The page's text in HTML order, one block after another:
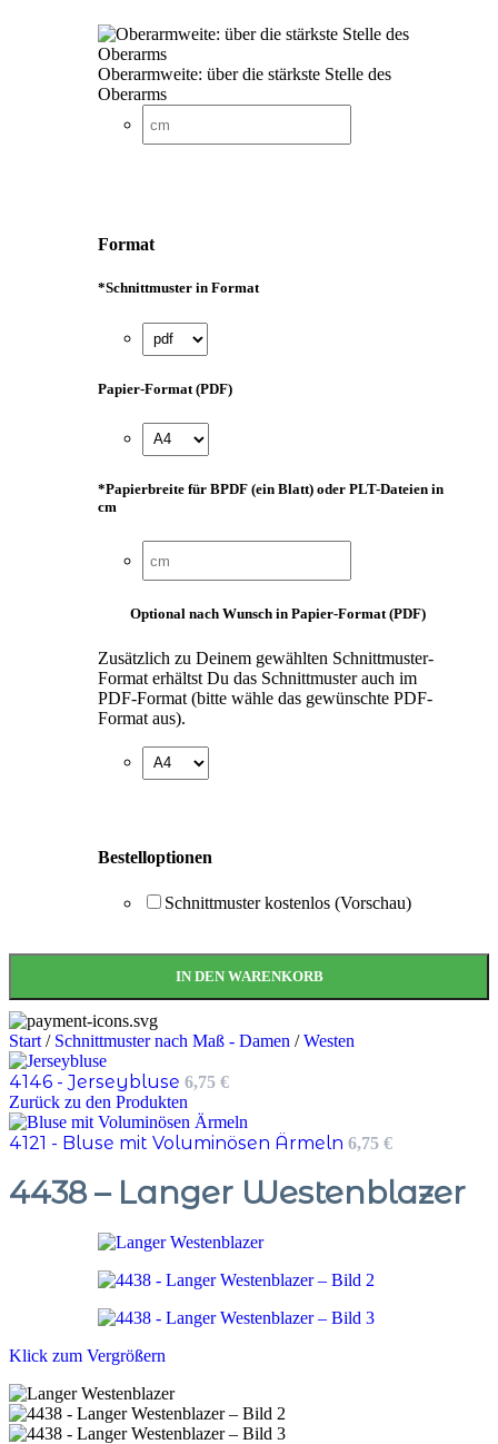
Oberarmweite: über die stärkste Stelle des
Oberarms
Format
*Schnittmuster in Format
Papier-Format (PDF)
*Papierbreite für BPDF (ein Blatt) oder PLT-Dateien in
cm
Optional nach Wunsch in Papier-Format (PDF)
Zusätzlich zu Deinem gewählten Schnittmuster-
Format erhältst Du das Schnittmuster auch im
PDF-Format (bitte wähle das gewünschte PDF-
Format aus).
Bestelloptionen
Schnittmuster kostenlos (Vorschau)
IN DEN WARENKORB
Start / Schnittmuster nach Maß - Damen / Westen
4146 - Jerseybluse 6,75 €
Zurück zu den Produkten
4121 - Bluse mit Voluminösen Ärmeln 6,75 €
4438 – Langer Westenblazer
Klick zum Vergrößern